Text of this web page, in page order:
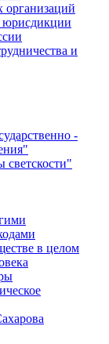
организаций
юрисдикции
и
-
светскости"
в целом